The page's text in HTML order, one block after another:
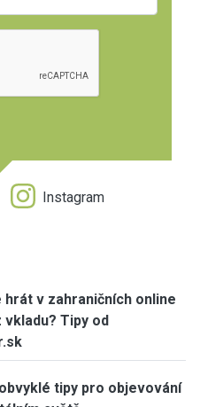
Instagram
hrát v zahraničních online
vkladu? Tipy od
tipy pro objevování